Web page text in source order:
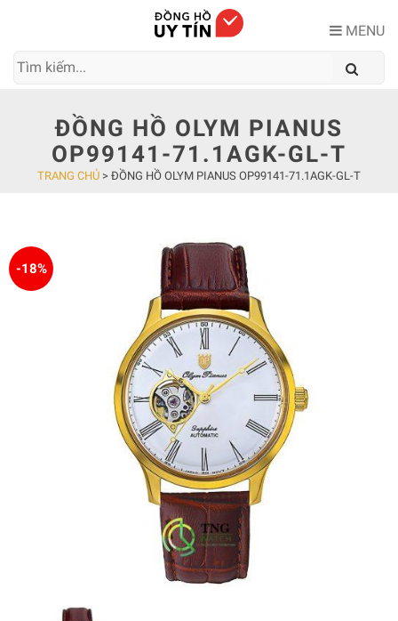
MENU
ĐỒNG HỒ OLYM PIANUS
OP99141-71.1AGK-GL-T
TRANG CHỦ > ĐỒNG HỒ OLYM PIANUS OP99141-71.1AGK-GL-T
-18%